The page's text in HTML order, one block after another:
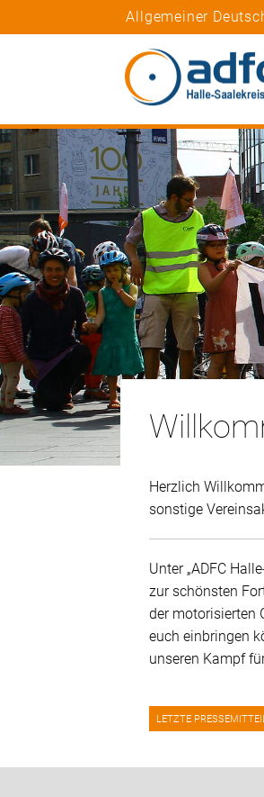
Allgemeiner
Herzlich
sonstige
Unter „ADFC
zur schönsten
der motorisierten
euch einbringen
unseren Kampf
LETZTE